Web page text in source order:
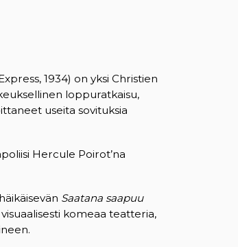
1934) on yksi Christien
loppuratkaisu,
useita sovituksia
Hercule Poirot’na
Saatana saapuu
komeaa teatteria,